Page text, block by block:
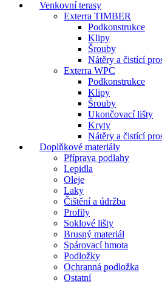
Venkovní terasy
Exterra TIMBER
Podkonstrukce
Klipy
Šrouby
Nátěry a čistící
Exterra WPC
Podkonstrukce
Klipy
Šrouby
Ukončovací lišty
Kryty
Nátěry a čistící
Doplňkové materiály
Příprava podlahy
Lepidla
Oleje
Laky
Čištění a údržba
Profily
Soklové lišty
Brusný materiál
Spárovací hmota
Podložky
Ochranná podložka
Ostatní